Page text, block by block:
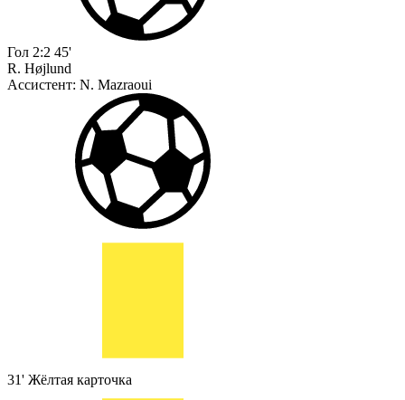
Гол 2:2 45'
R. Højlund
Ассистент: N. Mazraoui
31' Жёлтая карточка